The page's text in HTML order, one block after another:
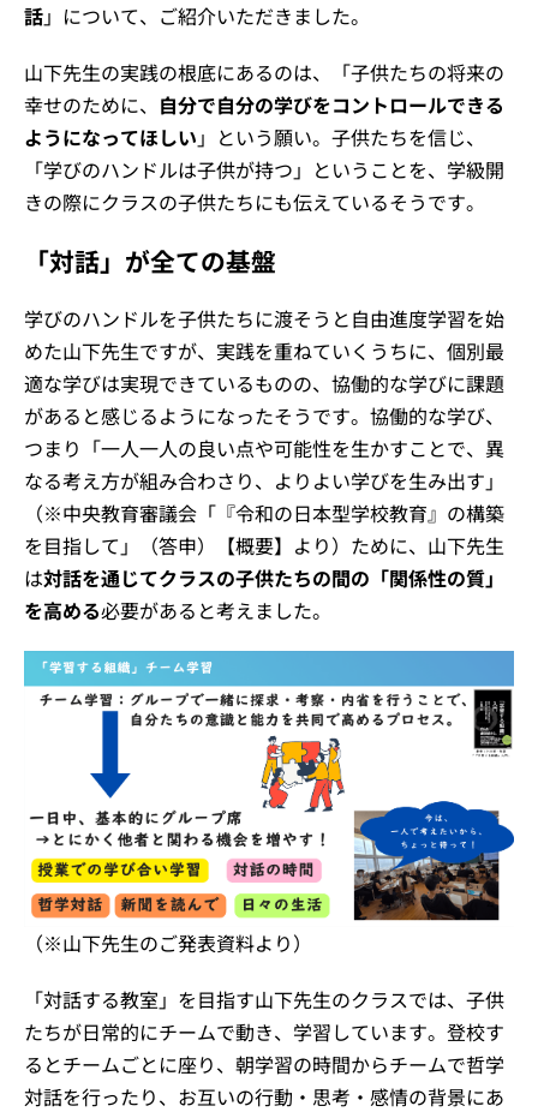
話」について、ご紹介いただきました。
山下先生の実践の根底にあるのは、「子供たちの将来の
幸せのために、 自分で自分の学びをコントロールできる
ようになってほしい 」という願い。子供たちを信じ、
「学びのハンドルは子供が持つ」ということを、学級開
きの際にクラスの子供たちにも伝えているそうです。
「対話」が全ての基盤
学びのハンドルを子供たちに渡そうと自由進度学習を始
めた山下先生ですが、実践を重ねていくうちに、個別最
適な学びは実現できているものの、協働的な学びに課題
があると感じるようになったそうです。協働的な学び、
つまり「一人一人の良い点や可能性を生かすことで、異
なる考え方が組み合わさり、よりよい学びを生み出す」
（※中央教育審議会「『令和の日本型学校教育』の構築
を目指して」（答申）【概要】より）ために、山下先生
は対話を通じてクラスの子供たちの間の「関係性の質」
を高める必要があると考えました。
（※山下先生のご発表資料より）
「対話する教室」を目指す山下先生のクラスでは、子供
たちが日常的にチームで動き、学習しています。登校す
るとチームごとに座り、朝学習の時間からチームで哲学
対話を行ったり、お互いの行動・思考・感情の背景にあ